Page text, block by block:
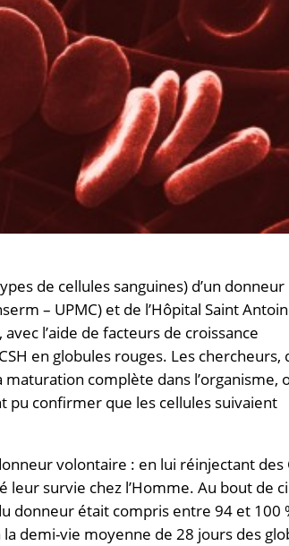
de cellules sanguines) d’un donneur
– UPMC) et de l’Hôpital Saint
l’aide de facteurs de croissance
en globules rouges. Les chercheurs,
complète dans l’organisme,
pu confirmer que les cellules suivaient
volontaire : en lui réinjectant des
leur survie chez l’Homme. Au bout de
donneur était compris entre 94 et 100
demi-vie moyenne de 28 jours des